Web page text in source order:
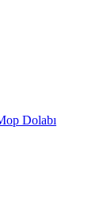
Dolabı